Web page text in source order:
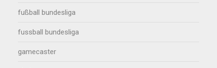
fußball bundesliga
fussball bundesliga
gamecaster